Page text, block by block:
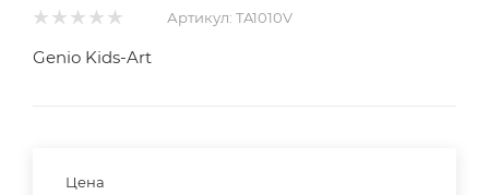
Артикул: TA1010V
Genio Kids-Art
Цена